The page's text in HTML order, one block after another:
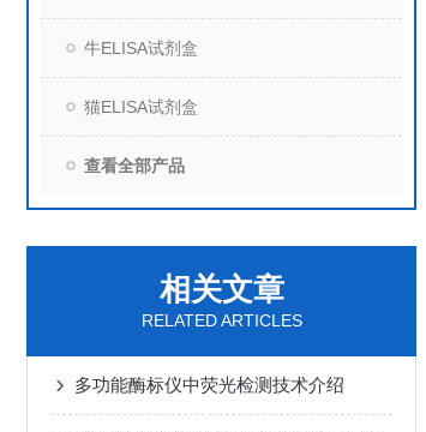
牛ELISA试剂盒
猫ELISA试剂盒
查看全部产品
相关文章
RELATED ARTICLES
多功能酶标仪中荧光检测技术介绍